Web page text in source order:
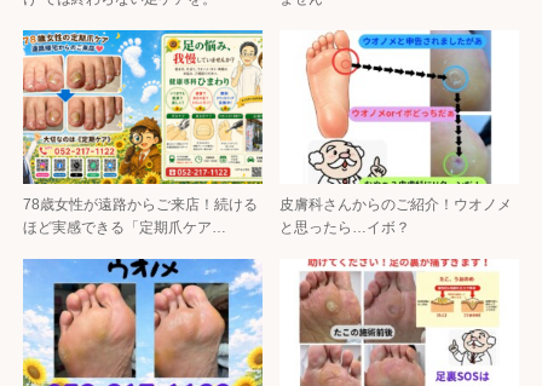
78歳女性が遠路からご来店！続ける
ほど実感できる「定期爪ケア…
皮膚科さんからのご紹介！ウオノメ
と思ったら…イボ？